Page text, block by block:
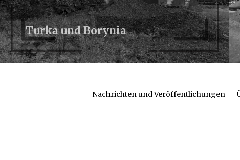
Turka und Borynia
Nachrichten und Veröffentlichungen